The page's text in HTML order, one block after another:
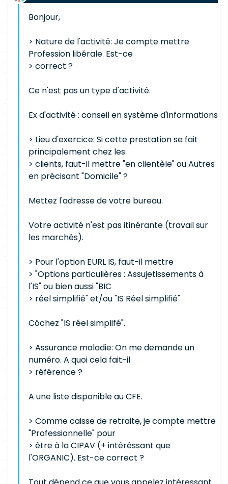
Bonjour,
> Nature de l'activité: Je compte mettre
Profession libérale. Est-ce
> correct ?
Ce n'est pas un type d'activité.
Ex d'activité : conseil en système d'informations
> Lieu d'exercice: Si cette prestation se fait
principalement chez les
> clients, faut-il mettre "en clientèle" ou Autres
en précisant "Domicile" ?
Mettez l'adresse de votre bureau.
Votre activité n'est pas itinérante (travail sur
les marchés).
> Pour l'option EURL IS, faut-il mettre
> "Options particulières : Assujetissements à
l'IS" ou bien aussi "BIC
> réel simplifié" et/ou "IS Réel simplifié"
Côchez "IS réel simplifé".
> Assurance maladie: On me demande un
numéro. A quoi cela fait-il
> référence ?
A une liste disponible au CFE.
> Comme caisse de retraite, je compte mettre
"Professionnelle" pour
> être à la CIPAV (+ intéréssant que
l'ORGANIC). Est-ce correct ?